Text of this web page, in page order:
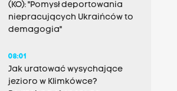
(KO): "Pomysł deportowania
niepracujących Ukraińców to
demagogia"
08:01
Jak uratować wysychające
jezioro w Klimkówce?